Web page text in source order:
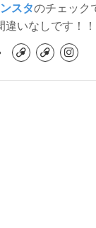
スタのチェック
違いなしです！！